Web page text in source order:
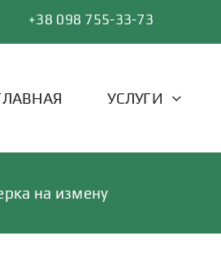
+38 098 755-33-73
УСЛУГИ
на измену